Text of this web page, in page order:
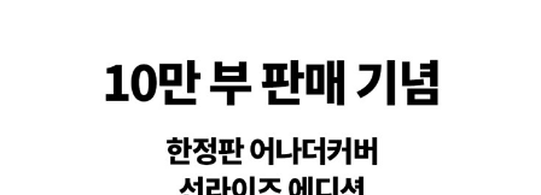
이면보다는 ‘어떻게’에 몰두하여 문제를 해결한다. 이러한 특성 때문
에 그간 철저히 가려졌던 유카와의 개인사와 인간성이 마침내 『투명
한 나선』에서 밝혀지며 시리즈는 일대 전환을 맞는다. 2026년 7월 2
3일 향년 68세로 별세했다.